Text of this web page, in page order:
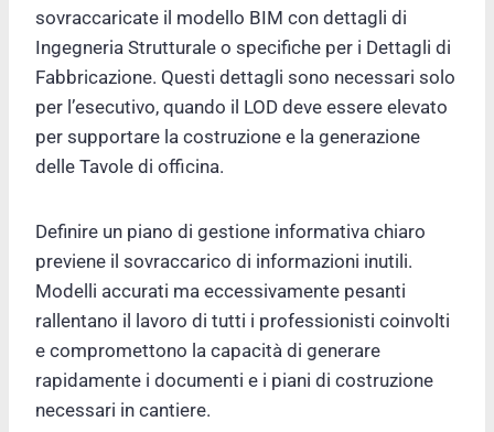
sovraccaricate il modello BIM con dettagli di
Ingegneria Strutturale o specifiche per i Dettagli di
Fabbricazione. Questi dettagli sono necessari solo
per l’esecutivo, quando il LOD deve essere elevato
per supportare la costruzione e la generazione
delle Tavole di officina.
Definire un piano di gestione informativa chiaro
previene il sovraccarico di informazioni inutili.
Modelli accurati ma eccessivamente pesanti
rallentano il lavoro di tutti i professionisti coinvolti
e compromettono la capacità di generare
rapidamente i documenti e i piani di costruzione
necessari in cantiere.